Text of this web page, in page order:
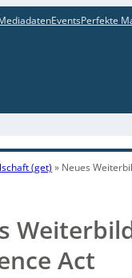
EventsPerfekte
(get) » Neues
Act